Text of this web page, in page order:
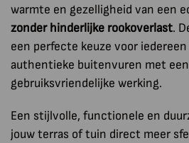
warmte en gezelligheid van een
zonder hinderlijke rookoverlast.
een perfecte keuze voor
authentieke buitenvuren met
gebruiksvriendelijke werking.
Een stijlvolle, functionele en
jouw terras of tuin direct meer